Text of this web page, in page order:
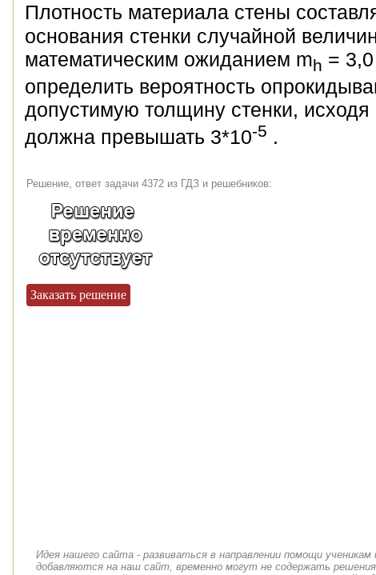
Плотность материала стены
основания стенки случайной
математическим ожиданием mh =
определить вероятность
допустимую толщину стенки,
должна превышать 3*10-5 .
Решение, ответ задачи 4372 из ГДЗ и решебников:
Заказать решение
Идея нашего сайта - развиваться в направлении помощи
добавляются на наш сайт, временно могут не содержать